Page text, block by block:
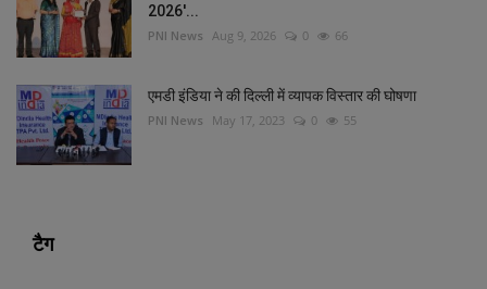
2026'...
PNI News Aug 9, 2026 0 66
एमडी इंडिया ने की दिल्‍ली में व्‍यापक विस्‍तार की घोषणा
PNI News May 17, 2023 0 55
टैग